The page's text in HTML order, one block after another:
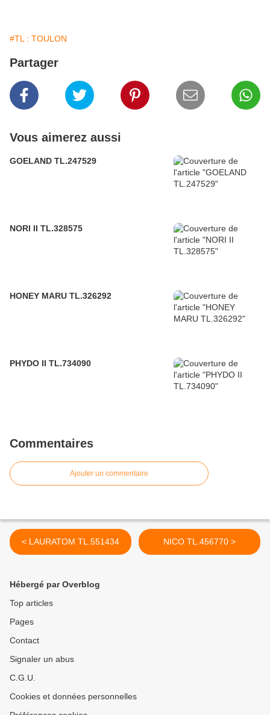
#TL : TOULON
Partager
Vous aimerez aussi
GOELAND TL.247529
NORI II TL.328575
HONEY MARU TL.326292
PHYDO II TL.734090
Commentaires
Ajouter un commentaire
< LAURATOM TL.551434 NICO TL.456770 >
Hébergé par Overblog
Top articles
Pages
Contact
Signaler un abus
C.G.U.
Cookies et données personnelles